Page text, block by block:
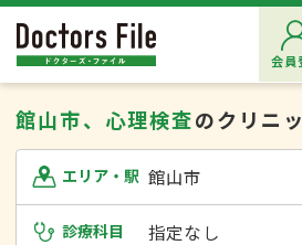
会員
館山市、心理検査のクリニ
エリア・駅 館山市
診療科目 指定なし